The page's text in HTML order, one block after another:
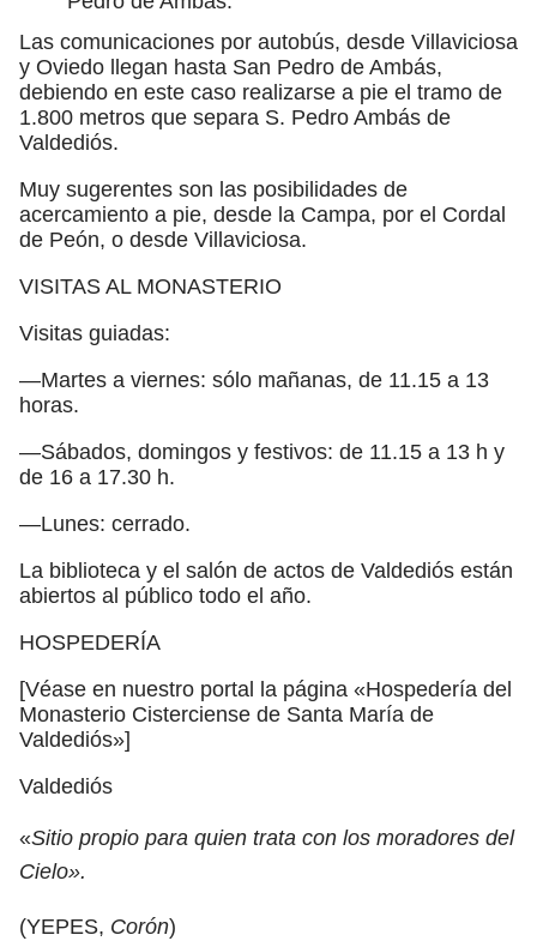
Las comunicaciones por autobús, desde Villaviciosa
y Oviedo llegan hasta San Pedro de Ambás,
debiendo en este caso realizarse a pie el tramo de
1.800 metros que separa S. Pedro Ambás de
Valdediós.
Muy sugerentes son las posibilidades de
acercamiento a pie, desde la Campa, por el Cordal
de Peón, o desde Villaviciosa.
VISITAS AL MONASTERIO
Visitas guiadas:
—Martes a viernes: sólo mañanas, de 11.15 a 13
horas.
—Sábados, domingos y festivos: de 11.15 a 13 h y
de 16 a 17.30 h.
—Lunes: cerrado.
La biblioteca y el salón de actos de Valdediós están
abiertos al público todo el año.
HOSPEDERÍA
[Véase en nuestro portal la página «Hospedería del
Monasterio Cisterciense de Santa María de
Valdediós»]
Valdediós
«Sitio propio para quien trata con los moradores del
Cielo».
(YEPES, Corón)